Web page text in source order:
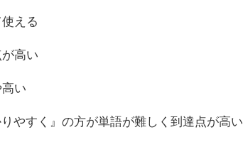
える
高い
い
やすく』の方が単語が難しく到達点が高い